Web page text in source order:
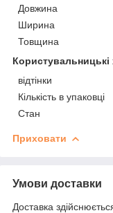
Довжина
Ширина
Товщина
Користувальницькі
відтінки
Кількість в упаковці
Стан
Приховати
Умови доставки
Доставка